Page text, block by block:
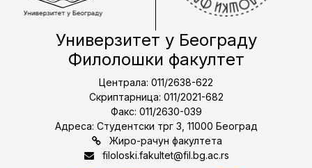
Универзитет у Београду
Филолошки факултет
Централа: 011/2638-622
Скриптарница: 011/2021-682
Факс: 011/2630-039
Адреса: Студентски трг 3, 11000 Београд
Жиро-рачун факултета
filoloski.fakultet@fil.bg.ac.rs